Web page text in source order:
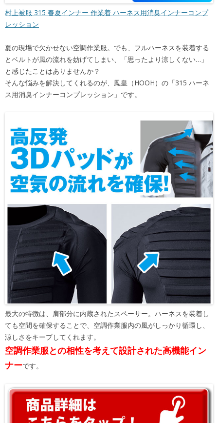
村上被服 315 春夏インナー 作業着 ハーネス用消臭インナーコンプ
レッション
夏の現場で欠かせない空調作業服。でも、フルハーネスを装着する
とベルトが風の流れを妨げてしまい、「思ったより涼しくない…」
と感じたことはありませんか？
そんな悩みを解決してくれるのが、鳳皇（HOOH）の「315 ハーネ
ス用消臭インナーコンプレッション」です。
最大の特徴は、肩部分に内蔵されたスペーサー。ハーネスを装着し
ても空間を確保することで、空調作業服内の風がしっかり循環し、
涼しさをキープしてくれます。
空調作業服との相性を考えて設計された高機能イン
ナーです。